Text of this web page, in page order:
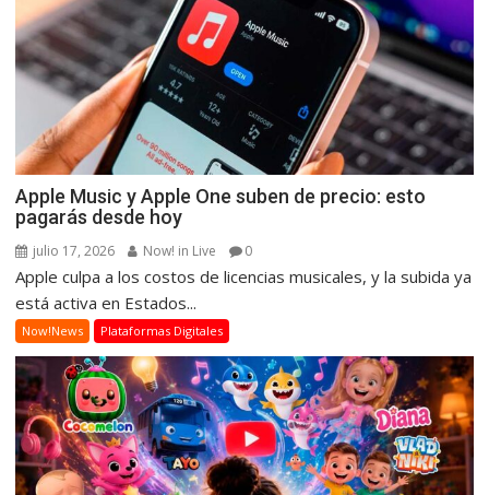
Apple Music y Apple One suben de precio: esto
pagarás desde hoy
julio 17, 2026 Now! in Live 0
Apple culpa a los costos de licencias musicales, y la subida ya
está activa en Estados...
Now!News Plataformas Digitales